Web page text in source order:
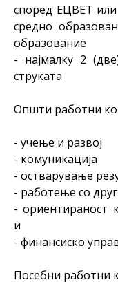
според ЕЦВЕТ
средно
образование
- најмалку 2
струката
Општи работни
- учење и развој
- комуникација
- остварување
- работење со
- ориентираност
и
- финансиско
Посебни работни